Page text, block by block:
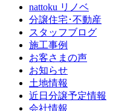
nattoku リノベ
分譲住宅･不動産
スタッフブログ
施工事例
お客さまの声
お知らせ
土地情報
近日分譲予定情報
会社情報